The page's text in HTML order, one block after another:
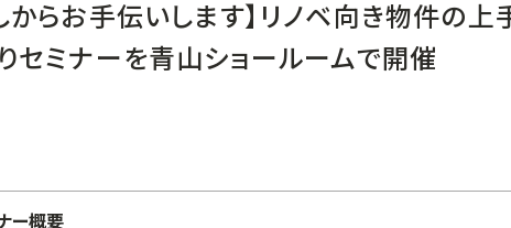
からお手伝いします】リノベ向き物件の
セミナーを青山ショールームで開催
ー概要